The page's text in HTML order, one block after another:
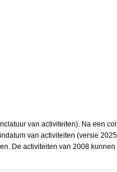
van activiteiten). Na een
van activiteiten (versie
De activiteiten van 2008 kunnen